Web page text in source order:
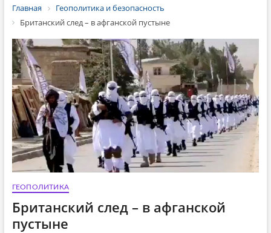
Главная
Геополитика и безопасность
Британский след – в афганской пустыне
ГЕОПОЛИТИКА
Британский след – в афганской
пустыне